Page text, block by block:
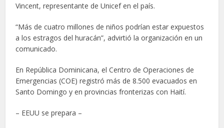
Vincent, representante de Unicef en el país.
“Más de cuatro millones de niños podrían estar expuestos
a los estragos del huracán”, advirtió la organización en un
comunicado.
En República Dominicana, el Centro de Operaciones de
Emergencias (COE) registró más de 8.500 evacuados en
Santo Domingo y en provincias fronterizas con Haití.
– EEUU se prepara –